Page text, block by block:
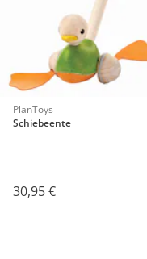
PlanToys
Schiebeente
30,95 €